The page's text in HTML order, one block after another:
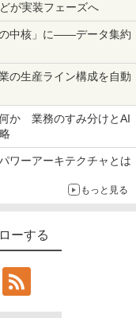
が実装フェーズへ
中核」に――データ集約
の生産ライン構成を自動
か 業務のすみ分けとAI
ワーアーキテクチャとは
もっと見る
ーする